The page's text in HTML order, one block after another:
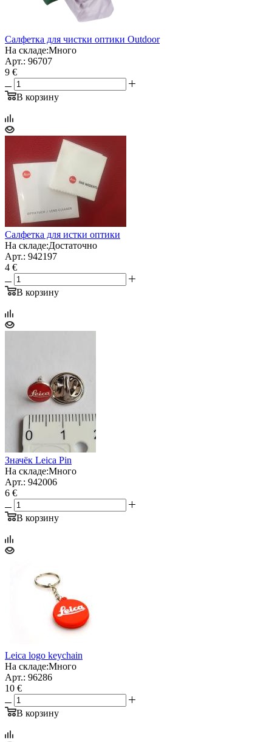
Салфетка для чистки оптики Outdoor
На складе:Много
Арт.: 96707
9 €
В корзину
Салфетка для истки оптики
На складе:Достаточно
Арт.: 942197
4 €
В корзину
Значёк Leica Pin
На складе:Много
Арт.: 942006
6 €
В корзину
Leica logo keychain
На складе:Много
Арт.: 96286
10 €
В корзину